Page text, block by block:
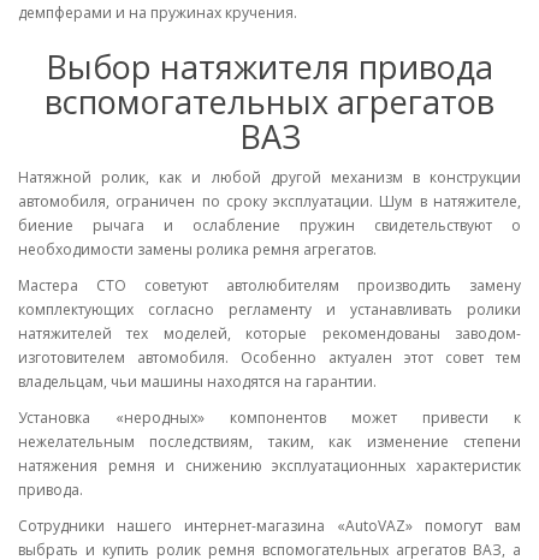
демпферами и на пружинах кручения.
Выбор натяжителя привода
вспомогательных агрегатов
ВАЗ
Натяжной ролик, как и любой другой механизм в конструкции
автомобиля, ограничен по сроку эксплуатации. Шум в натяжителе,
биение рычага и ослабление пружин свидетельствуют о
необходимости замены ролика ремня агрегатов.
Мастера СТО советуют автолюбителям производить замену
комплектующих согласно регламенту и устанавливать ролики
натяжителей тех моделей, которые рекомендованы заводом-
изготовителем автомобиля. Особенно актуален этот совет тем
владельцам, чьи машины находятся на гарантии.
Установка «неродных» компонентов может привести к
нежелательным последствиям, таким, как изменение степени
натяжения ремня и снижению эксплуатационных характеристик
привода.
Сотрудники нашего интернет-магазина «AutoVAZ» помогут вам
выбрать и купить ролик ремня вспомогательных агрегатов ВАЗ, а